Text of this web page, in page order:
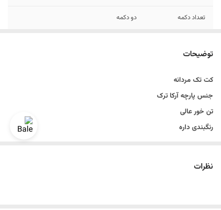
تعداد دکمه دو دکمه
موارد استفاده
توضیحات
کت تک مردانه
جنس پارچه آرکا ترک
تن خور عالی
رنگبندی داره
نظرات